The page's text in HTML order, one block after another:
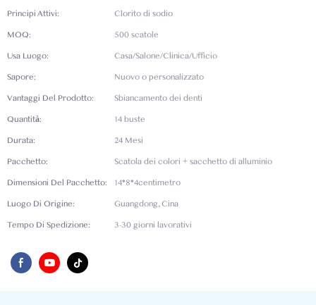
Principi Attivi: Clorito di sodio
MOQ: 500 scatole
Usa Luogo: Casa/Salone/Clinica/Ufficio
Sapore: Nuovo o personalizzato
Vantaggi Del Prodotto: Sbiancamento dei denti
Quantità: 14 buste
Durata: 24 Mesi
Pacchetto: Scatola dei colori + sacchetto di alluminio
Dimensioni Del Pacchetto: 14*8*4centimetro
Luogo Di Origine: Guangdong, Cina
Tempo Di Spedizione: 3-30 giorni lavorativi